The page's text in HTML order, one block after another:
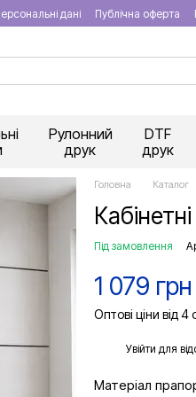
дані Публічна оферта
Рулонний
друк
DTF
друк
Головна Каталог
Під замовлення
1 079 грн
Оптові ціни від 4
Увійти для
Матеріал